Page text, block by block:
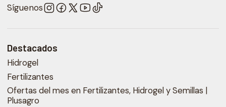
Síguenos
Destacados
Hidrogel
Fertilizantes
Ofertas del mes en Fertilizantes, Hidrogel y Semillas |
Plusagro